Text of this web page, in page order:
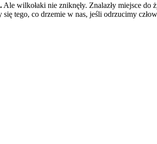
Ale wilkołaki nie zniknęły. Znalazły miejsce
tego, co drzemie w nas, jeśli odrzucimy